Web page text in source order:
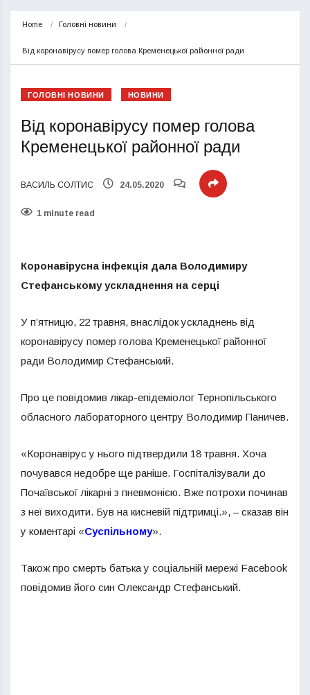
Home Головні новини
Від коронавірусу помер голова Кременецької районної ради
ГОЛОВНІ НОВИНИ НОВИНИ
Від коронавірусу помер голова
Кременецької районної ради
ВАСИЛЬ СОЛТИС 24.05.2020
1 minute read
Коронавірусна інфекція дала Володимиру
Стефанському ускладнення на серці
У п’ятницю, 22 травня, внаслідок ускладнень від
коронавірусу помер голова Кременецької районної
ради Володимир Стефанський.
Про це повідомив лікар-епідеміолог Тернопільського
обласного лабораторного центру Володимир Паничев.
«Коронавірус у нього підтвердили 18 травня. Хоча
почувався недобре ще раніше. Госпіталізували до
Почаївської лікарні з пневмонією. Вже потрохи починав
з неї виходити. Був на кисневій підтримці.», – сказав він
у коментарі «Суспільному».
Також про смерть батька у соціальній мережі Facebook
повідомив його син Олександр Стефанський.